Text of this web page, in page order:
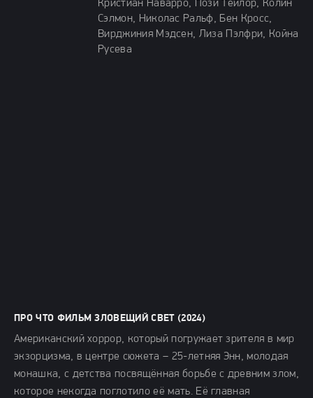
Кристиан Наварро, Пози Тейлор, Колин
Сэлмон, Николас Ральф, Бен Кросс,
Вирджиния Мэдсен, Лиза Пэлфри, Койна
Русева
ПРО ЧТО ФИЛЬМ ЗЛОВЕЩИЙ СВЕТ (2024)
Американский хоррор, который погружает зрителя в мир
экзорцизма, в центре сюжета – 25-летняя Энн, молодая
монашка, с детства посвящённая борьбе с древним злом,
которое некогда поглотило её мать. Её главная